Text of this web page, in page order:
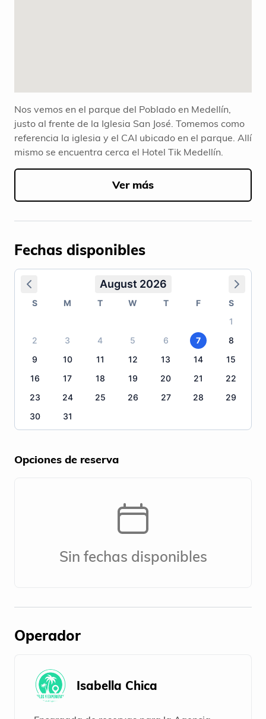
Nos vemos en el parque del Poblado en Medellín,
justo al frente de la Iglesia San José. Tomemos como
referencia la iglesia y el CAI ubicado en el parque. Allí
mismo se encuentra cerca el Hotel Tik Medellín.
Ver más
Fechas disponibles
August 2026
S M T W T F
S
1
2
3 4 5 6 7
8
9
10 11 12 13 14
15
16
17 18 19 20 21
22
23
24 25 26 27 28
29
30
31
Opciones de reserva
Sin fechas disponibles
Operador
Isabella Chica